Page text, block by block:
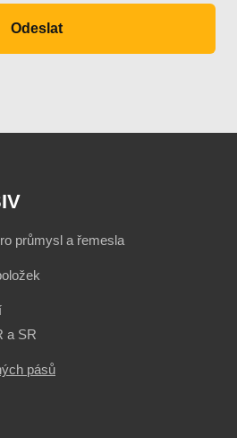
Odeslat
průmysl a řemesla
a SR
pásů